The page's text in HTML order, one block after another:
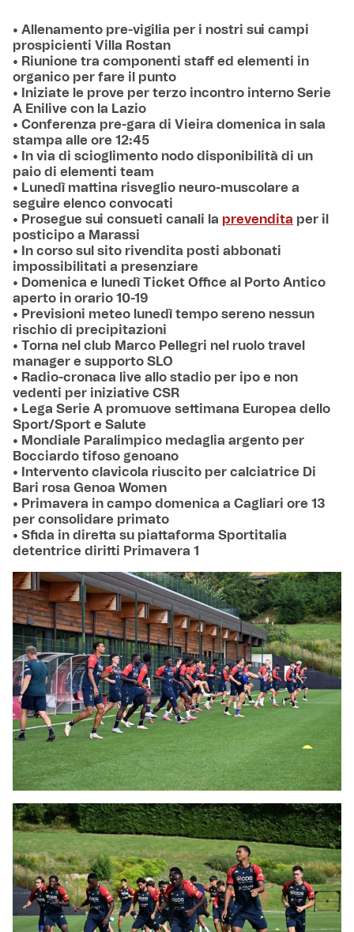
• Allenamento pre-vigilia per i nostri sui campi
prospicienti Villa Rostan
• Riunione tra componenti staff ed elementi in
organico per fare il punto
• Iniziate le prove per terzo incontro interno Serie
A Enilive con la Lazio
• Conferenza pre-gara di Vieira domenica in sala
stampa alle ore 12:45
• In via di scioglimento nodo disponibilità di un
paio di elementi team
• Lunedì mattina risveglio neuro-muscolare a
seguire elenco convocati
• Prosegue sui consueti canali la prevendita per il
posticipo a Marassi
• In corso sul sito rivendita posti abbonati
impossibilitati a presenziare
• Domenica e lunedì Ticket Office al Porto Antico
aperto in orario 10-19
• Previsioni meteo lunedì tempo sereno nessun
rischio di precipitazioni
• Torna nel club Marco Pellegri nel ruolo travel
manager e supporto SLO
• Radio-cronaca live allo stadio per ipo e non
vedenti per iniziative CSR
• Lega Serie A promuove settimana Europea dello
Sport/Sport e Salute
• Mondiale Paralimpico medaglia argento per
Bocciardo tifoso genoano
• Intervento clavicola riuscito per calciatrice Di
Bari rosa Genoa Women
• Primavera in campo domenica a Cagliari ore 13
per consolidare primato
• Sfida in diretta su piattaforma Sportitalia
detentrice diritti Primavera 1